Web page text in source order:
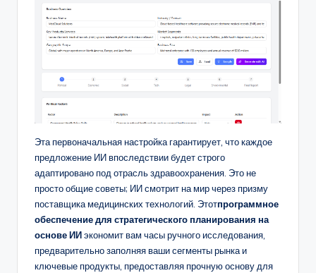
Эта первоначальная настройка гарантирует, что каждое
предложение ИИ впоследствии будет строго
адаптировано под отрасль здравоохранения. Это не
просто общие советы; ИИ смотрит на мир через призму
поставщика медицинских технологий. Этотпрограммное
обеспечение для стратегического планирования на
основе ИИэкономит вам часы ручного исследования,
предварительно заполняя ваши сегменты рынка и
ключевые продукты, предоставляя прочную основу для